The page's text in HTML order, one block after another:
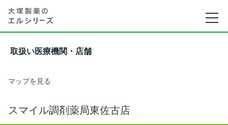
取扱い医療機関・店舗
マップを見る
スマイル調剤薬局東佐古店